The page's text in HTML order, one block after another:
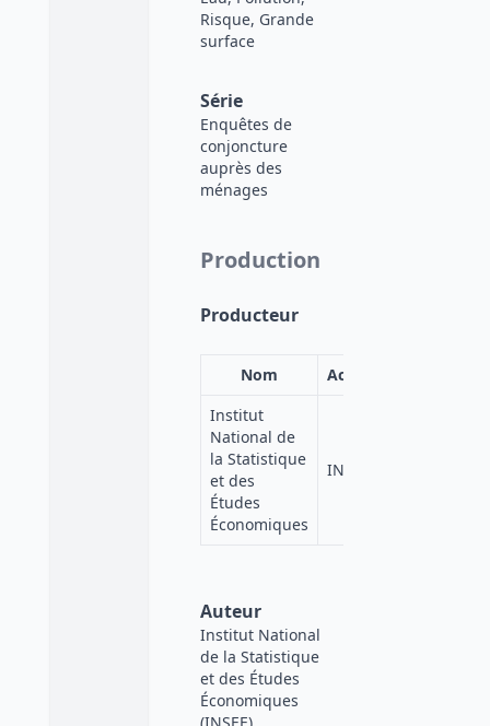
Risque, Grande
surface
Série
Enquêtes de
conjoncture
auprès des
ménages
Production
Producteur
Nom
Acronyme
Institut
National de
la Statistique
et des
Études
Économiques
INSEE
Auteur
Institut National
de la Statistique
et des Études
Économiques